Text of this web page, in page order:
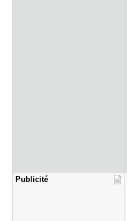
Publicité